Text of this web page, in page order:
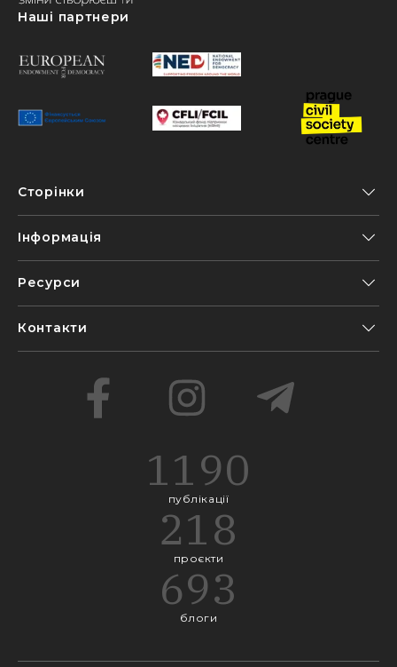
Наші партнери
Сторінки
Інформація
Ресурси
Контакти
1190
публікації
218
проєкти
693
блоги